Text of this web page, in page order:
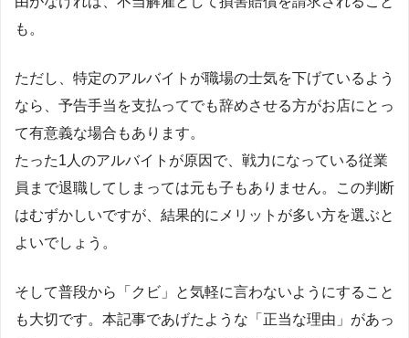
も。
ただし、特定のアルバイトが職場の士気を下げているよう
なら、予告手当を支払ってでも辞めさせる方がお店にとっ
て有意義な場合もあります。
たった1人のアルバイトが原因で、戦力になっている従業
員まで退職してしまっては元も子もありません。この判断
はむずかしいですが、結果的にメリットが多い方を選ぶと
よいでしょう。
そして普段から「クビ」と気軽に言わないようにすること
も大切です。本記事であげたような「正当な理由」があっ